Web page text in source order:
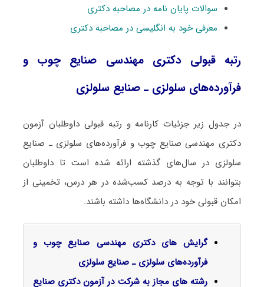
سوالات پایان نامه در مصاحبه دکتری
معرفی خود به انگلیسی در مصاحبه دکتری
رتبه قبولی دکتری ﻣﻬﻨﺪسی صنایع چوب و
فرآورده‌های سلولزی ـ صنایع سلولزی
در جدول زیر جزئیات کارنامه و رتبه قبولی داوطلبان آزمون
دکتری ﻣﻬﻨﺪسی صنایع چوب و فرآورده‌های سلولزی ـ صنایع
سلولزی در سال‌های گذشته ارائه شده است تا داوطلبان
بتوانند با توجه به درصد کسب‌شده در هر درس، تخمینی از
امکان قبولی خود در دانشگاه‌ها داشته باشند.
گرایش‌ های دکتری ﻣﻬﻨﺪسی صنایع چوب و
فرآورده‌های سلولزی ـ صنایع سلولزی
رشته های مجاز به شرکت در آزمون دکتری صنایع